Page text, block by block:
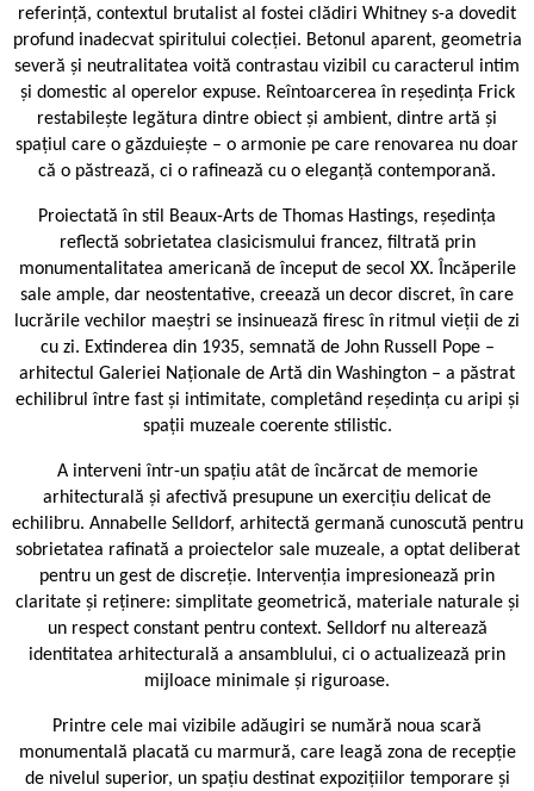
referință, contextul brutalist al fostei clădiri Whitney s-a dovedit
profund inadecvat spiritului colecției. Betonul aparent, geometria
severă și neutralitatea voită contrastau vizibil cu caracterul intim
și domestic al operelor expuse. Reîntoarcerea în reședința Frick
restabilește legătura dintre obiect și ambient, dintre artă și
spațiul care o găzduiește – o armonie pe care renovarea nu doar
că o păstrează, ci o rafinează cu o eleganță contemporană.
Proiectată în stil Beaux-Arts de Thomas Hastings, reședința
reflectă sobrietatea clasicismului francez, filtrată prin
monumentalitatea americană de început de secol XX. Încăperile
sale ample, dar neostentative, creează un decor discret, în care
lucrările vechilor maeștri se insinuează firesc în ritmul vieții de zi
cu zi. Extinderea din 1935, semnată de John Russell Pope –
arhitectul Galeriei Naționale de Artă din Washington – a păstrat
echilibrul între fast și intimitate, completând reședința cu aripi și
spații muzeale coerente stilistic.
A interveni într-un spațiu atât de încărcat de memorie
arhitecturală și afectivă presupune un exercițiu delicat de
echilibru. Annabelle Selldorf, arhitectă germană cunoscută pentru
sobrietatea rafinată a proiectelor sale muzeale, a optat deliberat
pentru un gest de discreție. Intervenția impresionează prin
claritate și reținere: simplitate geometrică, materiale naturale și
un respect constant pentru context. Selldorf nu alterează
identitatea arhitecturală a ansamblului, ci o actualizează prin
mijloace minimale și riguroase.
Printre cele mai vizibile adăugiri se numără noua scară
monumentală placată cu marmură, care leagă zona de recepție
de nivelul superior, un spațiu destinat expozițiilor temporare și